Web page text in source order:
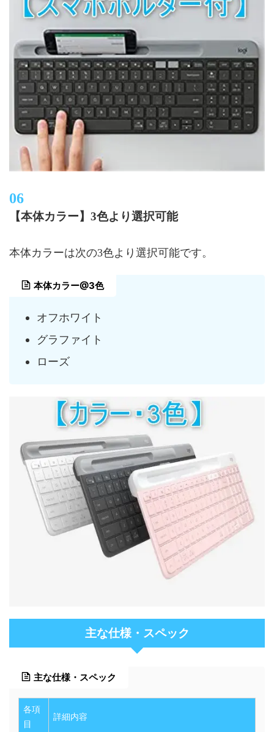
【本体カラー】3色より選択可能
本体カラーは次の3色より選択可能です。
本体カラー@3色
オフホワイト
グラファイト
ローズ
主な仕様・スペック
主な仕様・スペック
各項
目
詳細内容